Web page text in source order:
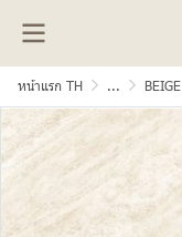
หน้าแรก TH ... BEIGE